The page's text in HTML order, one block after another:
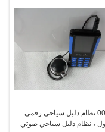
006A نظام دليل سياحي رقمي
، نظام دليل سياحي صوتي